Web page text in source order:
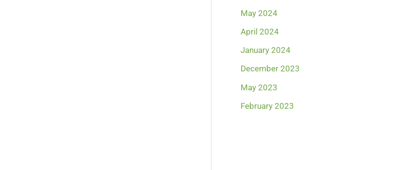
May 2024
April 2024
January 2024
December 2023
May 2023
February 2023